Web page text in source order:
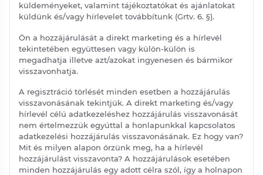
küldeményeket, valamint tájékoztatókat és ajánlatokat
küldünk és/vagy hírlevelet továbbítunk (Grtv. 6. §).
Ön a hozzájárulását a direkt marketing és a hírlevél
tekintetében együttesen vagy külön-külön is
megadhatja illetve azt/azokat ingyenesen és bármikor
visszavonhatja.
A regisztráció törlését minden esetben a hozzájárulás
visszavonásának tekintjük. A direkt marketing és/vagy
hírlevél célú adatkezeléshez hozzájárulás visszavonását
nem értelmezzük egyúttal a honlapunkkal kapcsolatos
adatkezelési hozzájárulás visszavonásának. Ez hogy van?
Mit és milyen alapon őrzünk meg, ha a hírlevél
hozzájárulást visszavonta? A hozzájárulások esetében
minden hozzájárulás egy adott célra szól, így a holnapon